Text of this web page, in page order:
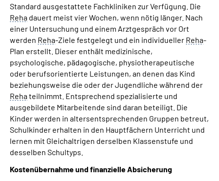
Standard ausgestattete Fachkliniken zur Verfügung. Die
Reha dauert meist vier Wochen, wenn nötig länger. Nach
einer Untersuchung und einem Arztgespräch vor Ort
werden Reha-Ziele festgelegt und ein individueller Reha-
Plan erstellt. Dieser enthält medizinische,
psychologische, pädagogische, physiotherapeutische
oder berufsorientierte Leistungen, an denen das Kind
beziehungsweise die oder der Jugendliche während der
Rehateilnimmt. Entsprechend spezialisierte und
ausgebildete Mitarbeitende sind daran beteiligt. Die
Kinder werden in altersentsprechenden Gruppen betreut,
Schulkinder erhalten in den Hauptfächern Unterricht und
lernen mit Gleichaltrigen derselben Klassenstufe und
desselben Schultyps.
Kostenübernahme und finanzielle Absicherung